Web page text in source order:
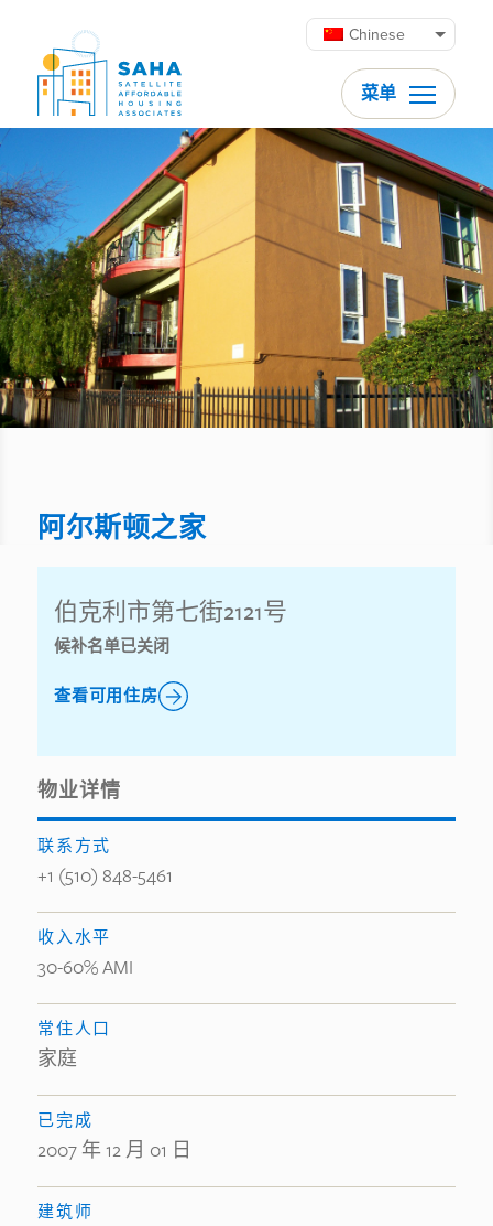
Chinese
菜单
阿尔斯顿之家
伯克利市第七街2121号
候补名单已关闭
查看可用住房
物业详情
联系方式
+1 (510) 848-5461
收入水平
30-60% AMI
常住人口
家庭
已完成
2007 年 12 月 01 日
建筑师